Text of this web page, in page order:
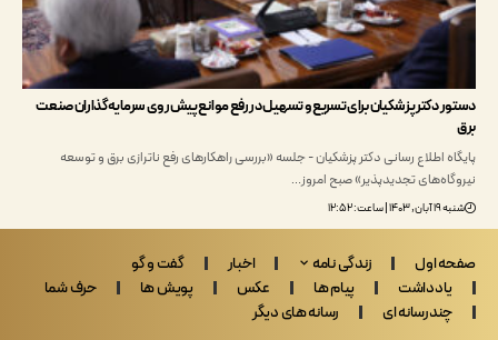
دکتر پزشکیان برای تسریع و تسهیل در رفع موانع پیش‌روی سرمایه‌گذاران صنعت
اطلاع رسانی دکتر پزشکیان - جلسه «بررسی راهکارهای رفع ناترازی برق و توسعه
تجدید‌پذیر» صبح امروز…
اول زندگی نامه اخبار
گفت و گو
پیام ها عکس پویش ها
حرف شما
ای
رسانه های دیگر